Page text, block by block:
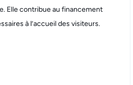
Elle contribue au financement
à l’accueil des visiteurs.